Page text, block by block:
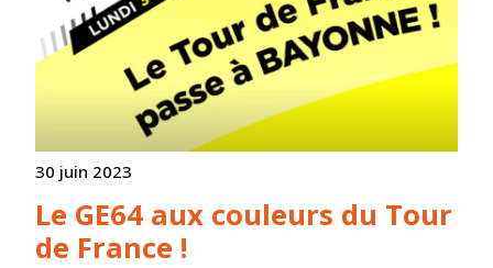
30 juin 2023
Le GE64 aux couleurs du Tour
de France !